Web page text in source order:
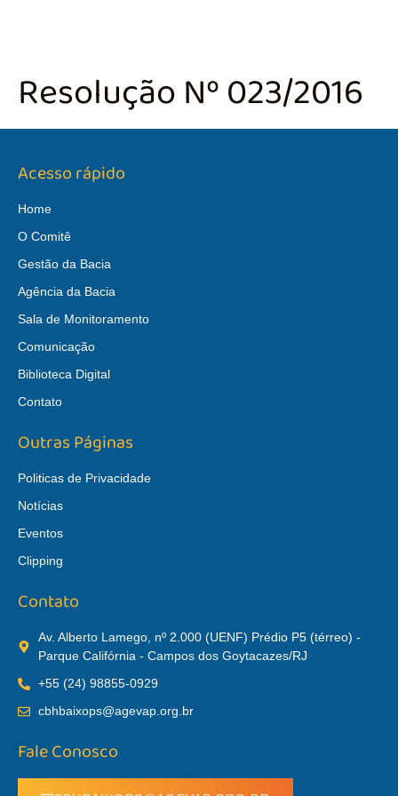
Resolução Nº 023/2016
Acesso rápido
Home
O Comitê
Gestão da Bacia
Agência da Bacia
Sala de Monitoramento
Comunicação
Biblioteca Digital
Contato
Outras Páginas
Politicas de Privacidade
Notícias
Eventos
Clipping
Contato
Av. Alberto Lamego, nº 2.000 (UENF) Prédio P5 (térreo) -
Parque Califórnia - Campos dos Goytacazes/RJ
+55 (24) 98855-0929
cbhbaixops@agevap.org.br
Fale Conosco